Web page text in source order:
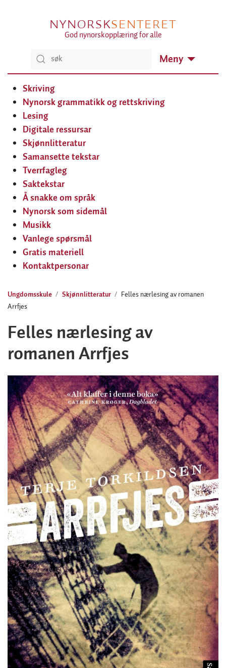
NYNORSKSENTERET
God nynorskopplæring for alle
Meny
Skriving
Nynorsk grammatikk og rettskriving
Lesing
Digitale ressursar
Skjønnlitteratur
Samansette tekstar
Tverrfagleg
Saktekstar
Å snakke om språk
Nynorsk som sidemål
Musikk
Vanlege spørsmål
Gratis materiell
Kontaktpersonar
Ungdomsskule Skjønnlitteratur
Felles nærlesing av romanen
Arrfjes
Felles nærlesing av
romanen Arrfjes